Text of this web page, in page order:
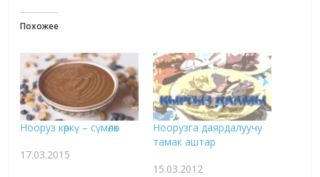
Похожее
Нооруз көркү – сүмөлөк
17.03.2015
Ноорузга даярдалуучу
тамак аштар
15.03.2012